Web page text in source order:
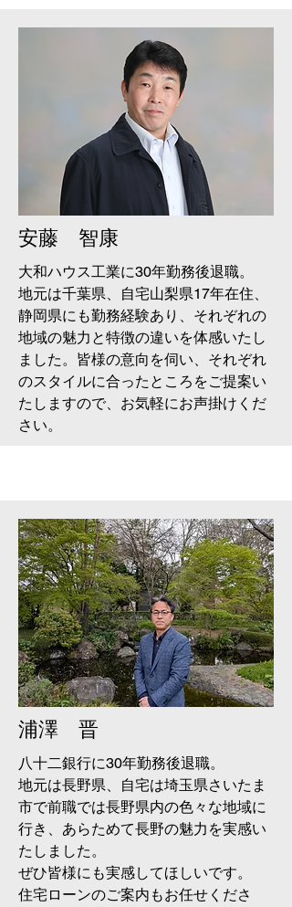
安藤 智康
大和ハウス工業に30年勤務後退職。
地元は千葉県、自宅山梨県17年在住、
静岡県にも勤務経験あり、それぞれの
地域の魅力と特徴の違いを体感いたし
ました。皆様の意向を伺い、それぞれ
のスタイルに合ったところをご提案い
たしますので、お気軽にお声掛けくだ
さい。
浦澤 晋
八十二銀行に30年勤務後退職。
​地元は長野県、自宅は埼玉県さいたま
市で前職では長野県内の色々な地域に
行き、あらためて長野の魅力を実感い
たしました。
​ぜひ皆様にも実感してほしいです。
住宅ローンのご案内もお任せくださ